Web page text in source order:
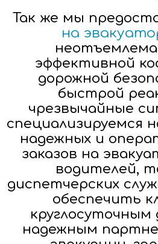
Так же мы
на
эффективной
дорожной
быстрой
чрезвычайные
специализируемся
надежных и
заказов на
водителей,
диспетчерских
обеспечить
круглосуточным
надежным